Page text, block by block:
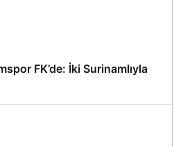
FK’de: İki Surinamlıyla